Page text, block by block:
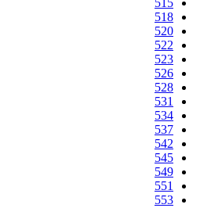
515
518
520
522
523
526
528
531
534
537
542
545
549
551
553